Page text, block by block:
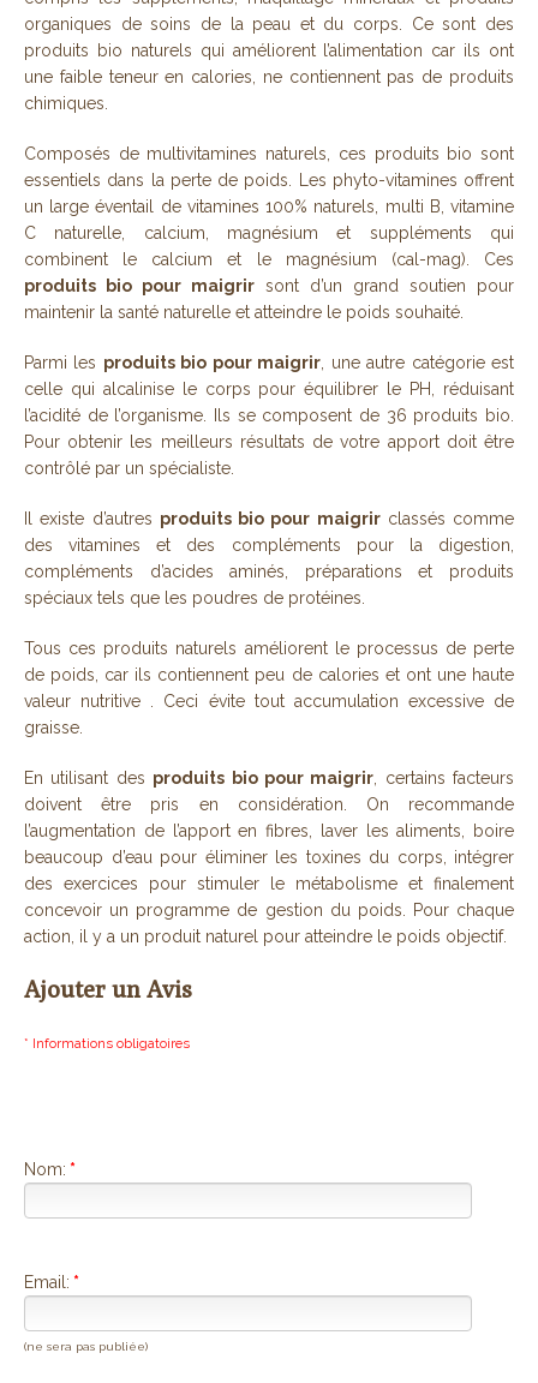
organiques de soins de la peau et du corps. Ce sont des
produits bio naturels qui améliorent l’alimentation car ils ont
une faible teneur en calories, ne contiennent pas de produits
chimiques.
Composés de multivitamines naturels, ces produits bio sont
essentiels dans la perte de poids. Les phyto-vitamines offrent
un large éventail de vitamines 100% naturels, multi B, vitamine
C naturelle, calcium, magnésium et suppléments qui
combinent le calcium et le magnésium (cal-mag). Ces
produits bio pour maigrir sont d’un grand soutien pour
maintenir la santé naturelle et atteindre le poids souhaité.
Parmi les produits bio pour maigrir , une autre catégorie est
celle qui alcalinise le corps pour équilibrer le PH, réduisant
l’acidité de l’organisme. Ils se composent de 36 produits bio.
Pour obtenir les meilleurs résultats de votre apport doit être
contrôlé par un spécialiste.
Il existe d’autres produits bio pour maigrirclassés comme
des vitamines et des compléments pour la digestion,
compléments d’acides aminés, préparations et produits
spéciaux tels que les poudres de protéines.
Tous ces produits naturels améliorent le processus de perte
de poids, car ils contiennent peu de calories et ont une haute
valeur nutritive . Ceci évite tout accumulation excessive de
graisse.
En utilisant des produits bio pour maigrir , certains facteurs
doivent être pris en considération. On recommande
l’augmentation de l’apport en fibres, laver les aliments, boire
beaucoup d’eau pour éliminer les toxines du corps, intégrer
des exercices pour stimuler le métabolisme et finalement
concevoir un programme de gestion du poids. Pour chaque
action, il y a un produit naturel pour atteindre le poids objectif.
Ajouter un Avis
* Informations obligatoires
Nom: *
Email: *
(ne sera pas publiée)